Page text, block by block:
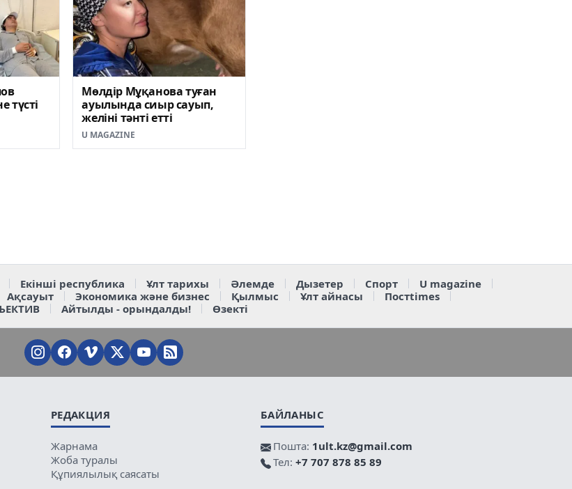
түсті
Мөлдір Мұқанова туған
ауылында сиыр сауып,
желіні тәнті етті
U MAGAZINE
Екінші республика Ұлт тарихы Әлемде Дызетер Спорт
U magazine
Ақсауыт Экономика және бизнес Қылмыс Ұлт айнасы
Постtimes
Айтылды - орындалды! Өзекті
РЕДАКЦИЯ
Жарнама
Жоба туралы
Құпиялылық саясаты
БАЙЛАНЫС
Пошта: 1ult.kz@gmail.com
Тел: +7 707 878 85 89